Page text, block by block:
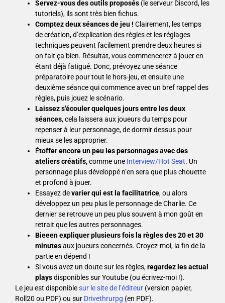
Servez-vous des outils proposés (le serveur Discord, les
tutoriels), ils sont très bien fichus.
Comptez deux séances de jeu ! Clairement, les temps
de création, d’explication des règles et les réglages
techniques peuvent facilement prendre deux heures si
on fait ça bien. Résultat, vous commencerez à jouer en
étant déjà fatigué. Donc, prévoyez une séance
préparatoire pour tout le hors-jeu, et ensuite une
deuxième séance qui commence avec un bref rappel des
règles, puis jouez le scénario.
Laissez s’écouler quelques jours entre les deux
séances, cela laissera aux joueurs du temps pour
repenser à leur personnage, de dormir dessus pour
mieux se les approprier.
Étoffer encore un peu les personnages avec des
ateliers créatifs,comme une Interview/Hot Seat. Un
personnage plus développé n’en sera que plus chouette
et profond à jouer.
Essayez devarier qui est la facilitatrice, ou alors
développez un peu plus le personnage de Charlie. Ce
dernier se retrouve un peu plus souvent à mon goût en
retrait que les autres personnages.
Bieeen expliquer plusieurs fois la règles des 20 et 30
minutesaux joueurs concernés. Croyez-moi, la fin de la
partie en dépend !
Si vous avez un doute sur les règles,regardez les actual
playsdisponibles sur Youtube (ou écrivez-moi !).
Le jeu est disponiblesur le site de l’éditeur (version papier,
Roll20 ou PDF) ou sur Drivethrurpg (en PDF).